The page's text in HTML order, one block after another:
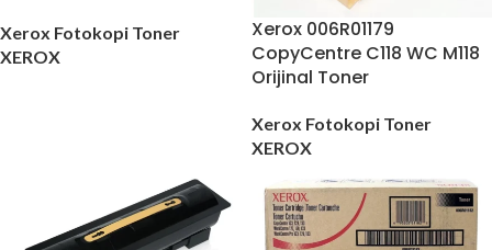
Xerox Fotokopi Toner
XEROX
Xerox 006R01179
CopyCentre C118 WC M118
Orijinal Toner
Xerox Fotokopi Toner
XEROX